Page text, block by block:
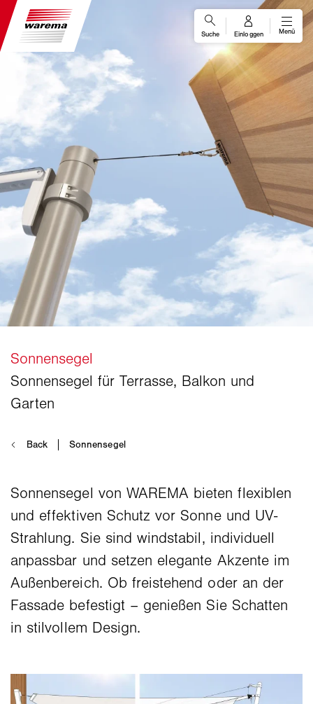
Sonnensegel von WAREMA bieten flexiblen
und effektiven Schutz vor Sonne und UV-
Strahlung. Sie sind windstabil, individuell
anpassbar und setzen elegante Akzente im
Außenbereich. Ob freistehend oder an der
Fassade befestigt – genießen Sie Schatten
in stilvollem Design.